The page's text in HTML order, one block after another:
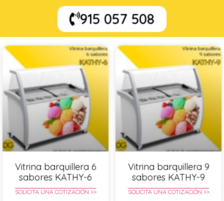
915 057 508
Vitrina barquillera 6
sabores KATHY-6
SOLICITA UNA COTIZACIÓN >>
Vitrina barquillera 9
sabores KATHY-9
SOLICITA UNA COTIZACIÓN >>